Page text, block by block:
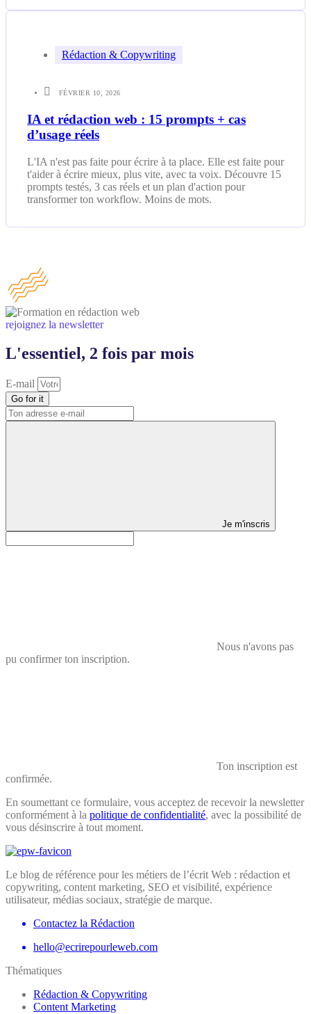
Rédaction & Copywriting
FÉVRIER 10, 2026
IA et rédaction web : 15 prompts + cas
d’usage réels
L'IA n'est pas faite pour écrire à ta place. Elle est faite pour
t'aider à écrire mieux, plus vite, avec ta voix. Découvre 15
prompts testés, 3 cas réels et un plan d'action pour
transformer ton workflow. Moins de mots.
rejoignez la newsletter
L'essentiel, 2 fois par mois
E-mail
Go for it
Je m'inscris
Nous n'avons pas
pu confirmer ton inscription.
Ton inscription est
confirmée.
En soumettant ce formulaire, vous acceptez de recevoir la newsletter
conformément à la politique de confidentialité, avec la possibilité de
vous désinscrire à tout moment.
Le blog de référence pour les métiers de l’écrit Web : rédaction et
copywriting, content marketing, SEO et visibilité, expérience
utilisateur, médias sociaux, stratégie de marque.
Contactez la Rédaction
hello@ecrirepourleweb.com
Thématiques
Rédaction & Copywriting
Content Marketing